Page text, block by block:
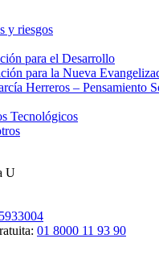
y riesgos
para el Desarrollo
para la Nueva
Herreros – Pensamiento
Tecnológicos
U
01 8000 11 93 90